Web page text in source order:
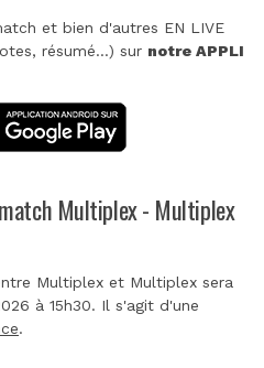
et bien d'autres EN LIVE
résumé...) sur notre APPLI
Multiplex - Multiplex
Multiplex et Multiplex sera
à 15h30. Il s'agit d'une
.